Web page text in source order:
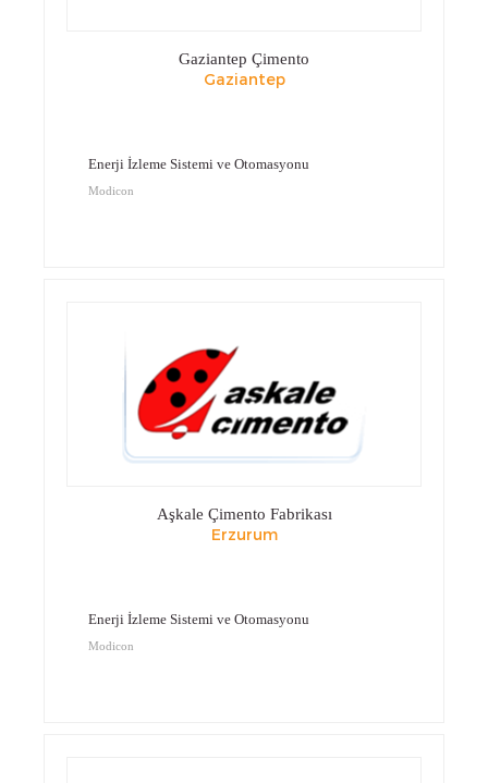
Gaziantep Çimento
Gaziantep
Enerji İzleme Sistemi ve Otomasyonu
Modicon
Aşkale Çimento Fabrikası
Erzurum
Enerji İzleme Sistemi ve Otomasyonu
Modicon